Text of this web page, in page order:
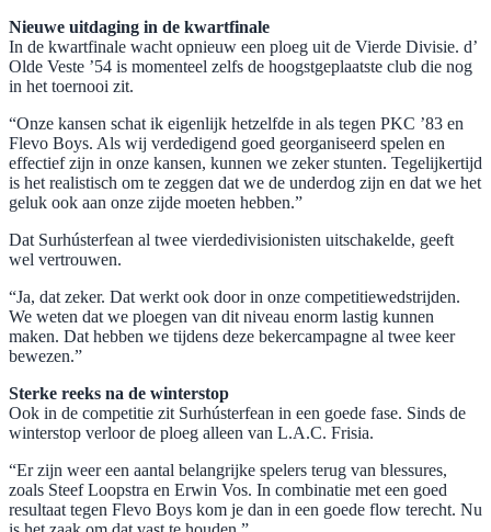
Nieuwe uitdaging in de kwartfinale
In de kwartfinale wacht opnieuw een ploeg uit de Vierde Divisie. d’
Olde Veste ’54 is momenteel zelfs de hoogstgeplaatste club die nog
in het toernooi zit.
“Onze kansen schat ik eigenlijk hetzelfde in als tegen PKC ’83 en
Flevo Boys. Als wij verdedigend goed georganiseerd spelen en
effectief zijn in onze kansen, kunnen we zeker stunten. Tegelijkertijd
is het realistisch om te zeggen dat we de underdog zijn en dat we het
geluk ook aan onze zijde moeten hebben.”
Dat Surhústerfean al twee vierdedivisionisten uitschakelde, geeft
wel vertrouwen.
“Ja, dat zeker. Dat werkt ook door in onze competitiewedstrijden.
We weten dat we ploegen van dit niveau enorm lastig kunnen
maken. Dat hebben we tijdens deze bekercampagne al twee keer
bewezen.”
Sterke reeks na de winterstop
Ook in de competitie zit Surhústerfean in een goede fase. Sinds de
winterstop verloor de ploeg alleen van L.A.C. Frisia.
“Er zijn weer een aantal belangrijke spelers terug van blessures,
zoals Steef Loopstra en Erwin Vos. In combinatie met een goed
resultaat tegen Flevo Boys kom je dan in een goede flow terecht. Nu